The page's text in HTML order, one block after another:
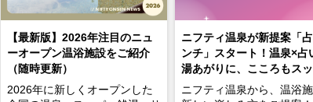
【最新版】2026年注目のニュ
ーオープン温浴施設をご紹介
（随時更新）
2026年に新しくオープンした
ニフティ温泉が新提案「
ンチ」スタート！温泉×占
湯あがりに、こころもス
ニフティ温泉から、温浴